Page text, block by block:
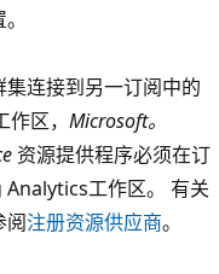
连接到另一订阅中的
区， Microsoft。
资源提供程序必须在订
Analytics工作区。 有关
阅注册资源供应商。